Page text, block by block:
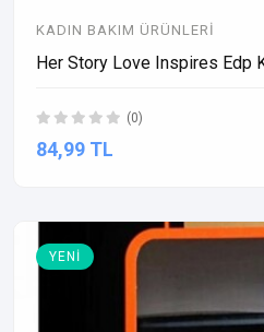
KADIN BAKIM ÜRÜNLERI
Her Story Love Inspires Edp
(0)
84,99 TL
YENI